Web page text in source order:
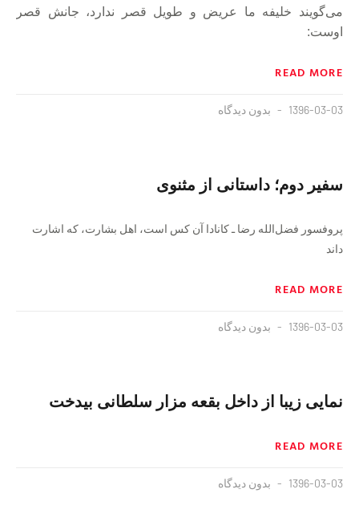
می‌گويند خليفه ما عريض و طويل قصر ندارد، جانش قصر
اوست:
READ MORE
1396-03-03 بدون دیدگاه
سفير دوم؛ داستانی از مثنوی
پروفسور فضل‌الله رضا ـ كانادا آن كس است، اهل بشارت، كه اشارت
داند
READ MORE
1396-03-03 بدون دیدگاه
نمایی زیبا از داخل بقعه مزار سلطانی بیدخت
READ MORE
1396-03-03 بدون دیدگاه